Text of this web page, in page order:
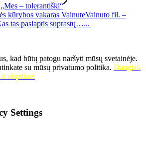
– tolerantiški“
Vainuto fil. –
tas paslaptis suprastų…...
kad būtų patogu naršyti mūsų svetainėje.
su mūsų privatumo politika. Daugiau
slapukus
Settings